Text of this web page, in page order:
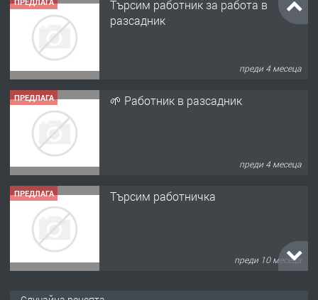
Търсим работник за работа в
разсадник
преди 4 месеца
ПРЕДЛАГА 🌱 Работник в разсадник
преди 4 месеца
ПРЕДЛАГА Търсим работничка
преди 10 месеца